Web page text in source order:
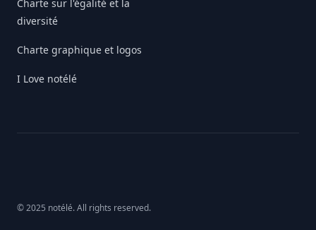
Charte sur l'égalité et la
diversité
Charte graphique et logos
I Love notélé
© 2025 notélé. All rights reserved.